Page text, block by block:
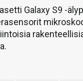
Galaxy S9 -